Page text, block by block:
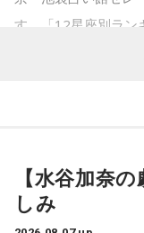
す。「12星座別ラン
位は双子座（ふた
【1位】双子座（ふ
あなたらしく過ごす
【水谷加奈
しみ